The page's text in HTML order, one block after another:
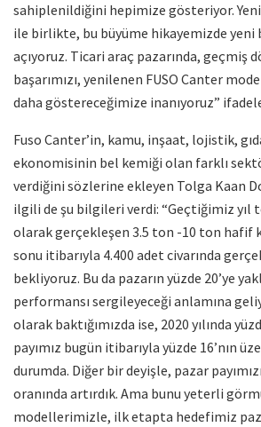
sahiplenildiğini hepimize gösteriyor.
ile birlikte, bu büyüme hikayemizde yeni
açıyoruz. Ticari araç pazarında, geçmiş
başarımızı, yenilenen FUSO Canter
daha göstereceğimize inanıyoruz”
Fuso Canter’in, kamu, inşaat, lojistik,
ekonomisinin bel kemiği olan farklı
verdiğini sözlerine ekleyen Tolga Kaan
ilgili de şu bilgileri verdi: “Geçtiğimiz yıl
olarak gerçekleşen 3.5 ton -10 ton hafif
sonu itibarıyla 4.400 adet civarında
bekliyoruz. Bu da pazarın yüzde 20’ye
performansı sergileyeceği anlamına
olarak baktığımızda ise, 2020 yılında
payımız bugün itibarıyla yüzde 16’nın
durumda. Diğer bir deyişle, pazar
oranında artırdık. Ama bunu yeterli
modellerimizle, ilk etapta hedefimiz